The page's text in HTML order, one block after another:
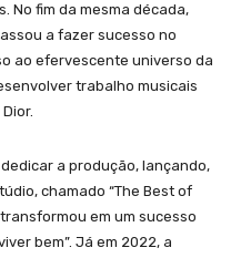
No fim da mesma década,
a fazer sucesso no
ao efervescente universo da
trabalho musicais
a produção, lançando,
chamado “The Best of
em um sucesso
bem”. Já em 2022, a